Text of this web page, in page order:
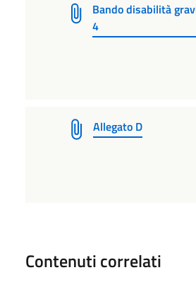
Bando disabilità
4
Allegato D
Contenuti correlati